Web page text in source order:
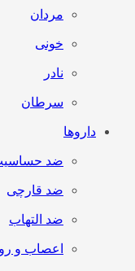
مردان
خونی
نادر
سرطان
داروها
ضد
ضد قارچی
ضد التهاب
اعصاب و